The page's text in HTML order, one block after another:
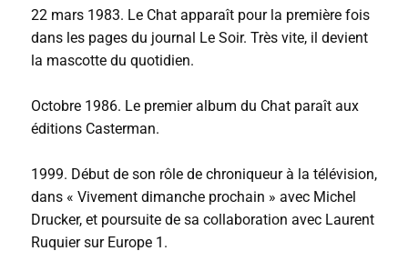
22 mars 1983. Le Chat apparaît pour la première fois
dans les pages du journal Le Soir. Très vite, il devient
la mascotte du quotidien.
Octobre 1986. Le premier album du Chat paraît aux
éditions Casterman.
1999. Début de son rôle de chroniqueur à la télévision,
dans « Vivement dimanche prochain » avec Michel
Drucker, et poursuite de sa collaboration avec Laurent
Ruquier sur Europe 1.